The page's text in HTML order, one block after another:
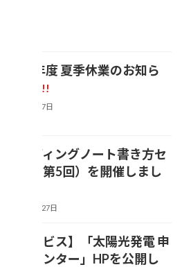
【2026年度 夏季休業のお知ら
新着!!
2026年8月7日
【エンディングノート書き方セ
ミナー（第5回）を開催しまし
2026年7月27日
【新サービス】「太陽光発電 申
請代行センター」HPを公開し